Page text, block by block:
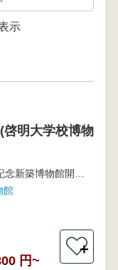
示
明大学校博物
館
円~
＋